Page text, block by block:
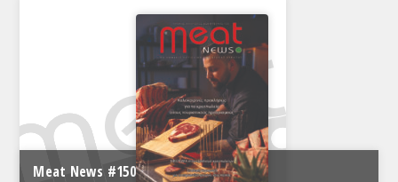
Meat News #150